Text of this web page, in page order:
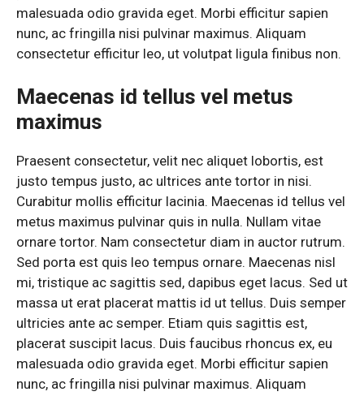
malesuada odio gravida eget. Morbi efficitur sapien
nunc, ac fringilla nisi pulvinar maximus. Aliquam
consectetur efficitur leo, ut volutpat ligula finibus non.
Maecenas id tellus vel metus
maximus
Praesent consectetur, velit nec aliquet lobortis, est
justo tempus justo, ac ultrices ante tortor in nisi.
Curabitur mollis efficitur lacinia. Maecenas id tellus vel
metus maximus pulvinar quis in nulla. Nullam vitae
ornare tortor. Nam consectetur diam in auctor rutrum.
Sed porta est quis leo tempus ornare. Maecenas nisl
mi, tristique ac sagittis sed, dapibus eget lacus. Sed ut
massa ut erat placerat mattis id ut tellus. Duis semper
ultricies ante ac semper. Etiam quis sagittis est,
placerat suscipit lacus. Duis faucibus rhoncus ex, eu
malesuada odio gravida eget. Morbi efficitur sapien
nunc, ac fringilla nisi pulvinar maximus. Aliquam